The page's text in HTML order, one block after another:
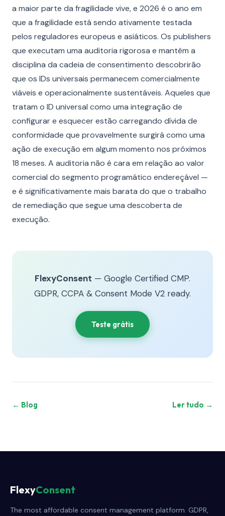
a maior parte da fragilidade vive, e 2026 é o ano em
que a fragilidade está sendo ativamente testada
pelos reguladores europeus e asiáticos. Os publishers
que executam uma auditoria rigorosa e mantêm a
disciplina da cadeia de consentimento descobrirão
que os IDs universais permanecem comercialmente
viáveis e operacionalmente sustentáveis. Aqueles que
tratam o ID universal como uma integração de
configurar e esquecer estão carregando dívida de
conformidade que provavelmente surgirá como uma
ação de execução em algum momento nos próximos
18 meses. A auditoria não é cara em relação ao valor
comercial do segmento programático endereçável —
e é significativamente mais barata do que o trabalho
de remediação que segue uma descoberta de
execução.
FlexyConsent — Google Certified CMP.
GDPR, CCPA & Consent Mode V2 ready.
Teste grátis
← Blog Ler tudo →
FlexyConsent
The most affordable consent management platform. GDPR,